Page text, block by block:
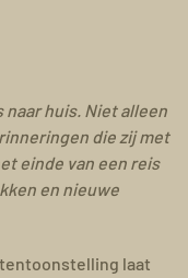
naar huis. Niet alleen
die zij met
einde van een reis
en nieuwe
laat